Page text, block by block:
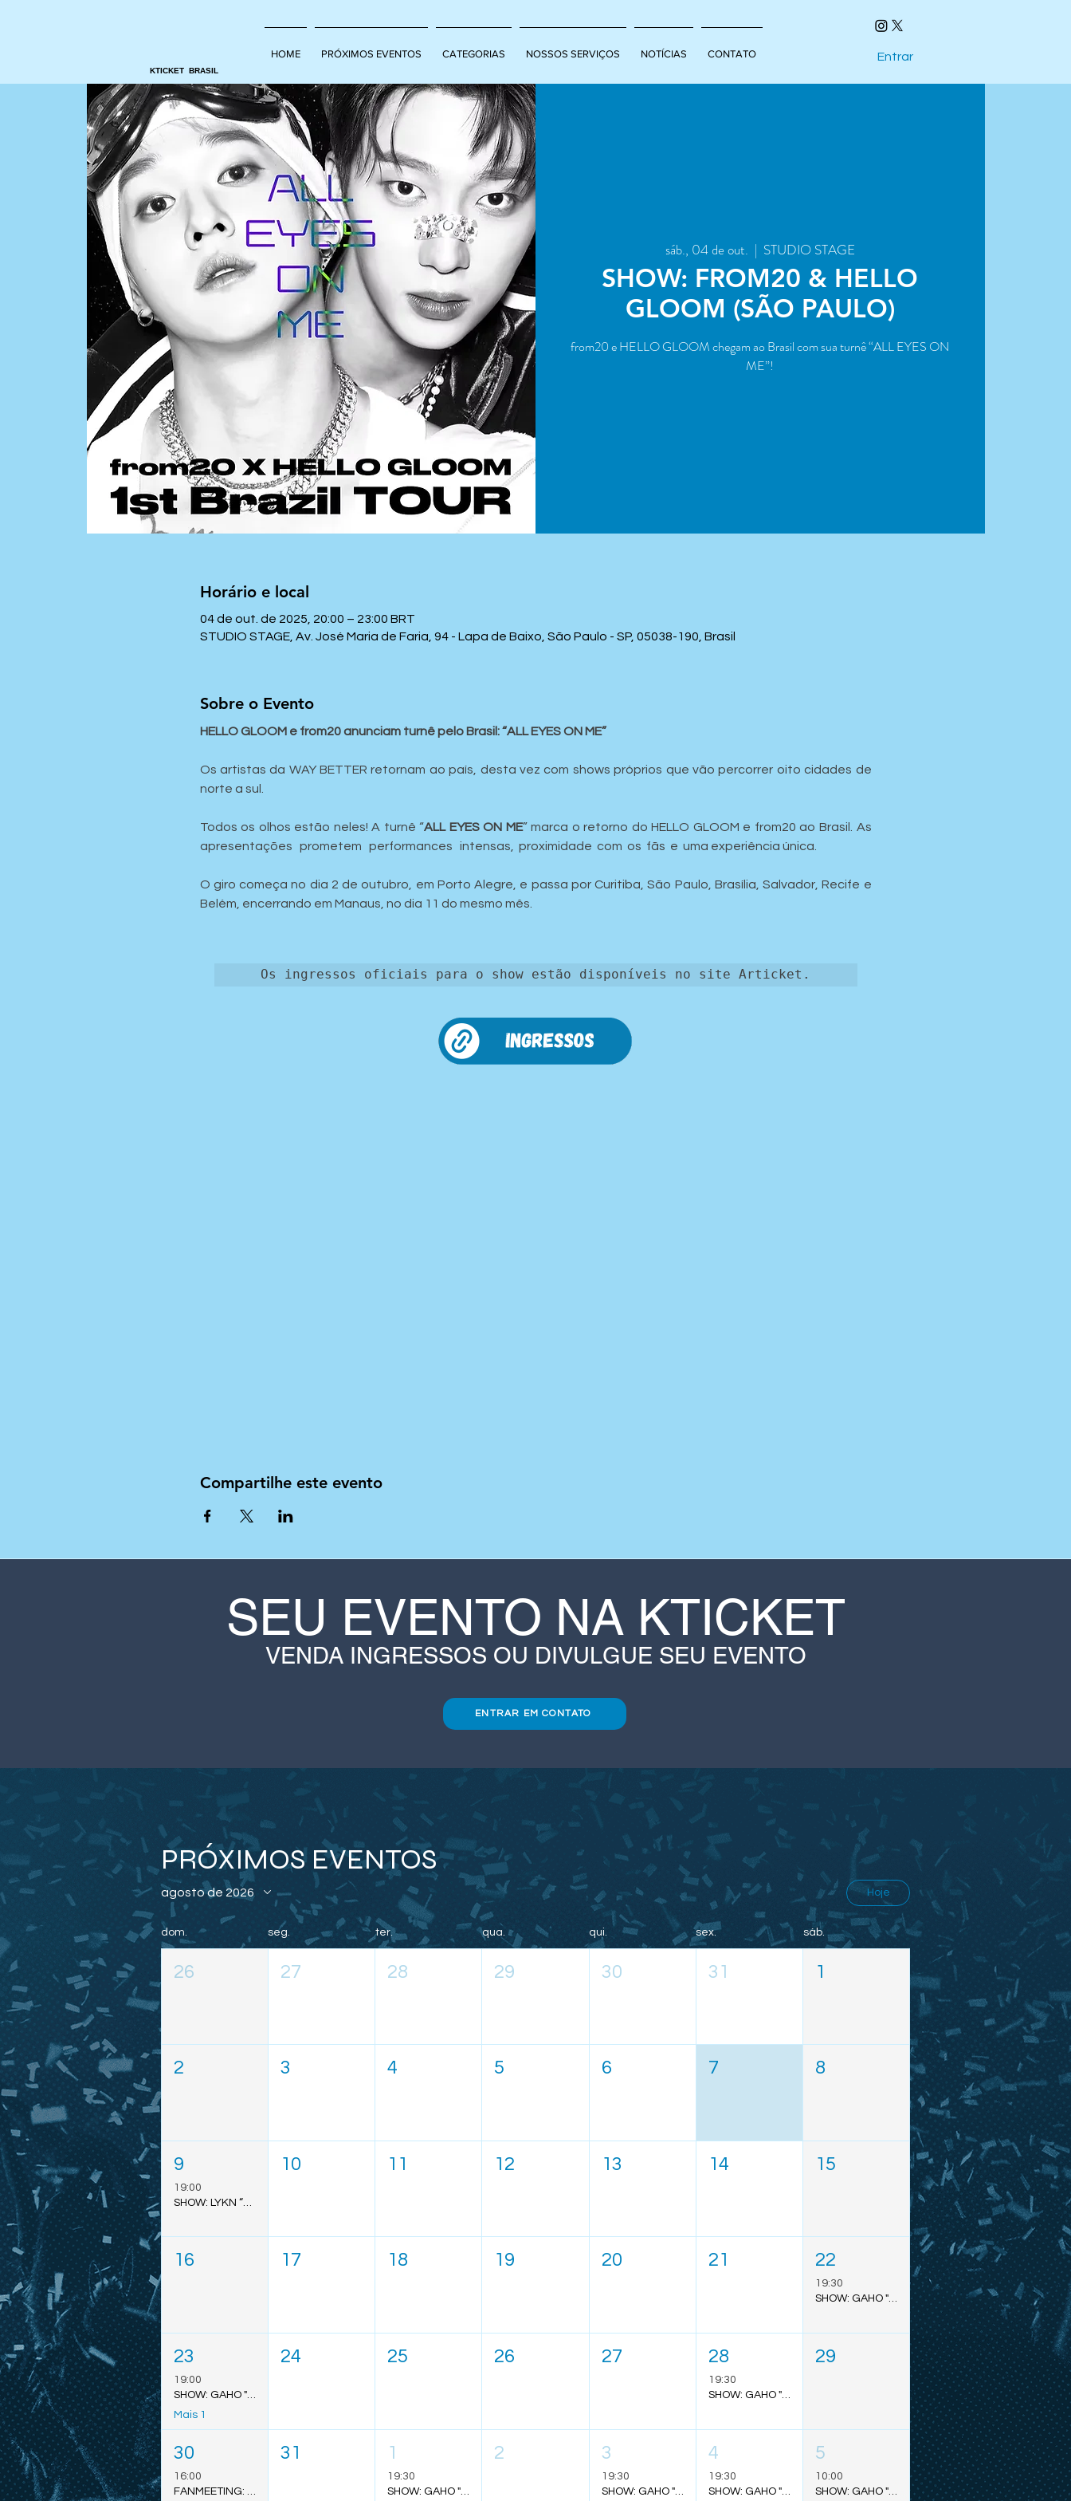
KTICKET BRASIL
HOME PRÓXIMOS EVENTOS CATEGORIAS NOSSOS SERVIÇOS NOTÍCIAS CONTATO Entrar
sáb., 04 de out.
  |
STUDIO STAGE
SHOW: FROM20 & HELLO
GLOOM (SÃO PAULO)
from20 e HELLO GLOOM chegam ao Brasil com sua turnê “ALL EYES ON
ME”!
Horário e local
04 de out. de 2025, 20:00 – 23:00 BRT
STUDIO STAGE, Av. José Maria de Faria, 94 - Lapa de Baixo, São Paulo - SP, 05038-190, Brasil
Sobre o Evento
HELLO GLOOM e from20 anunciam turnê pelo Brasil: “ALL EYES ON ME”
Os artistas da WAY BETTER retornam ao país, desta vez com shows próprios que vão percorrer oito cidades de
norte a sul.
Todos os olhos estão neles! A turnê “ALL EYES ON ME” marca o retorno do HELLO GLOOM e from20 ao Brasil. As
apresentações   prometem   performances   intensas,  proximidade  com  os  fãs  e  uma experiência única.
O giro começa no dia 2 de outubro, em Porto Alegre, e passa por Curitiba, São Paulo, Brasília, Salvador, Recife e
Belém, encerrando em Manaus, no dia 11 do mesmo mês.
Os ingressos oficiais para o show estão disponíveis no site Articket.
Compartilhe este evento
SEU EVENTO NA KTICKET
VENDA INGRESSOS OU DIVULGUE SEU EVENTO
ENTRAR EM CONTATO
PRÓXIMOS EVENTOS
agosto de 2026 Hoje
dom. seg. ter. qua. qui. sex. sáb.
26 27 28 29 30 31 1
2 3 4 5 6 7 8
9
19:00
SHOW: LYKN “DUSK & DAWN” - SÃO PAULO
10 11 12 13 14 15
16 17 18 19 20 21 22
19:30
SHOW: GAHO "TO MARS TOUR" - SÃO PAULO
23
19:00
SHOW: GAHO "TO MARS TOUR" - SÃO LUÍS
Mais 1
24 25 26 27 28
19:30
SHOW: GAHO "TO MARS TOUR" - BELÉM
29
30
16:00
31 1
19:30
2 3
19:30
SHOW: GAHO "TO MARS TOUR" - FLORIANÓPOLIS
4
19:30
SHOW: GAHO "TO MARS TOUR" - PORTO ALEGRE
5
10:00
SHOW: GAHO "TO MARS TOUR" - CURITIBA